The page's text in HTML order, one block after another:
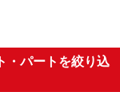
・パートを絞り込